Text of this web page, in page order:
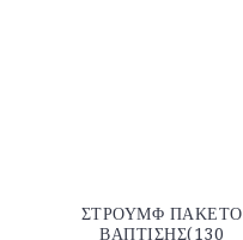
ΣΤΡΟΥΜΦ ΠΑΚΕΤΟ
ΒΑΠΤΙΣΗΣ(130